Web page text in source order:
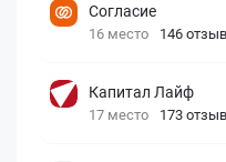
Согласие
16 место 146
Капитал Лайф
17 место 173